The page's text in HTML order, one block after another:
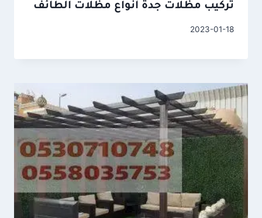
تركيب مظلات جدة أنواع مظلات الطائف
2023-01-18